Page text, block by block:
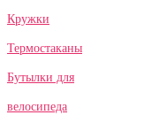
Кружки
Термостаканы
Бутылки для
велосипеда